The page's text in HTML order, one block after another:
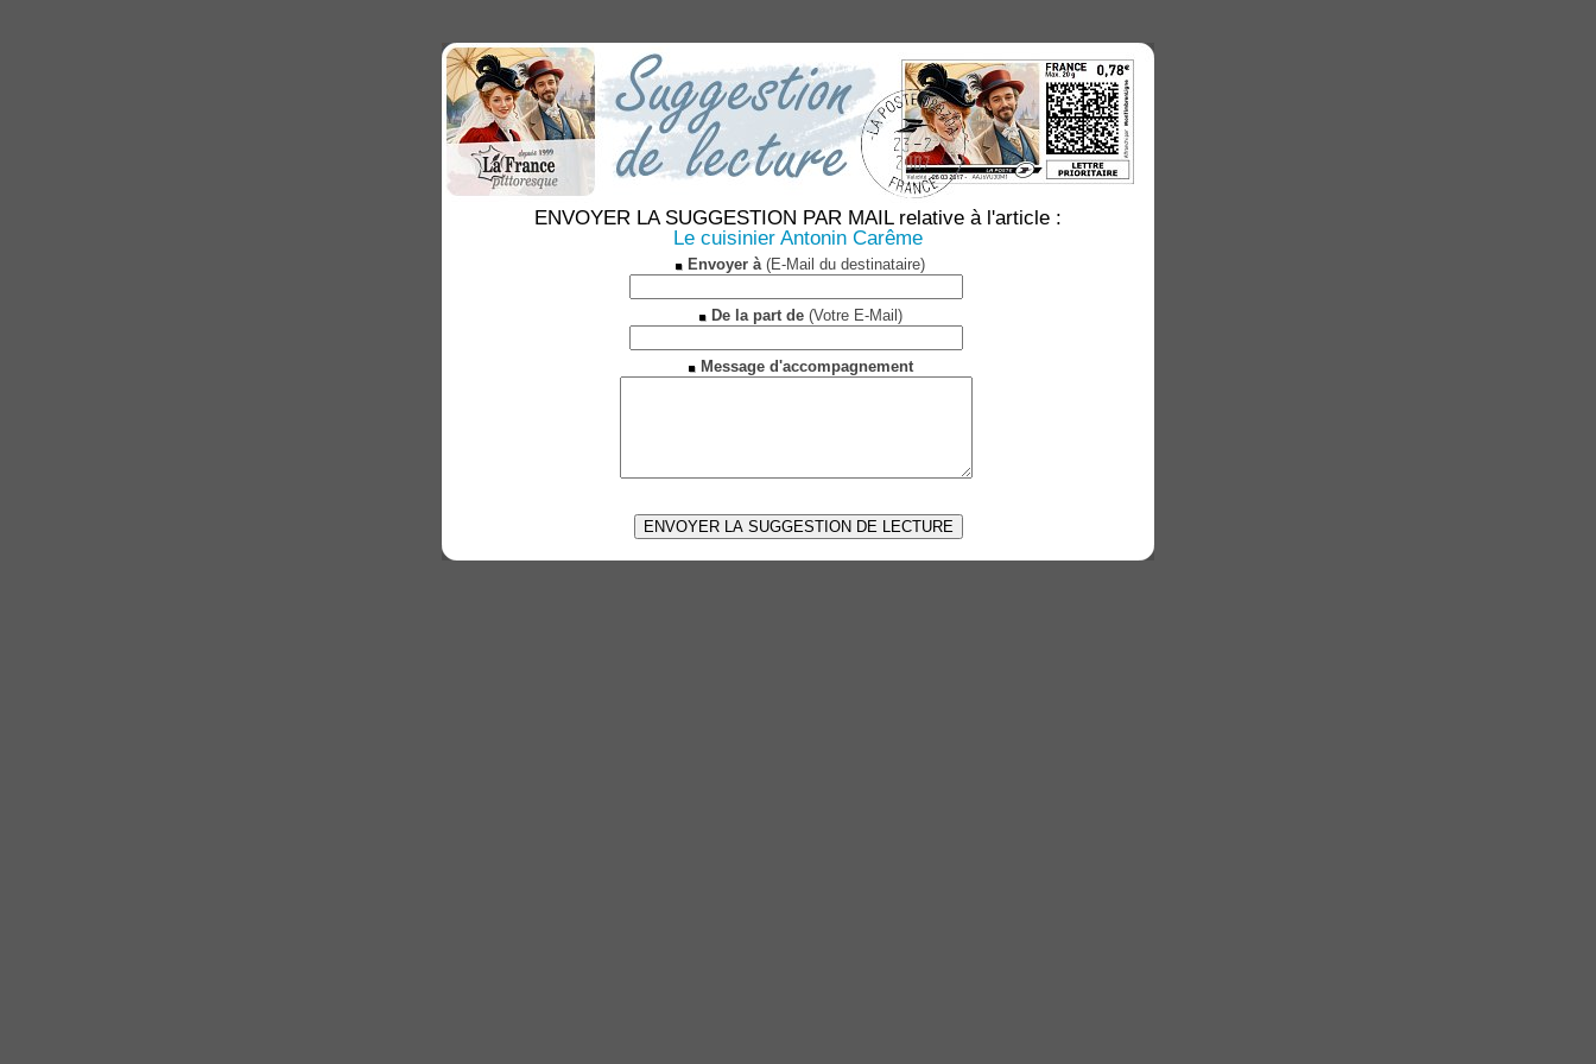
ENVOYER LA SUGGESTION PAR MAIL relative à l'article :
Le cuisinier Antonin Carême
Envoyer à(E-Mail du destinataire)
De la part de(Votre E-Mail)
Message d'accompagnement